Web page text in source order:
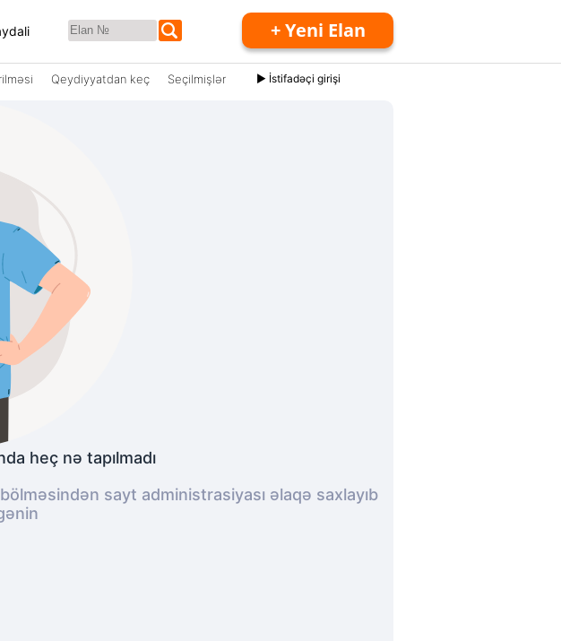
+ Yeni Elan
Qeydiyyatdan keç Seçilmişlər ► İstifadəçi girişi
heç nə tapılmadı
sayt administrasiyası əlaqə saxlayıb